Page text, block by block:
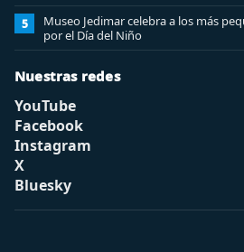
5
Museo Jedimar celebra a los más
por el Día del Niño
Nuestras redes
YouTube
Facebook
Instagram
X
Bluesky